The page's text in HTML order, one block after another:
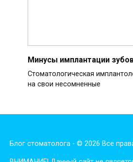
Минусы имплантации
Стоматологическая
на свои несомненные
Блог стоматолога - © 2026 Все